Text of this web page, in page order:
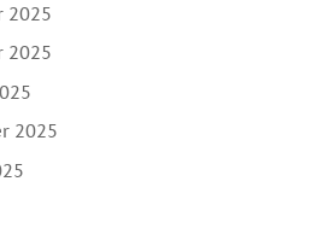
2025
2025
2025